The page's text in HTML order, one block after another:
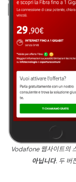
Vodafone 웹사이트의
아닙니다. 두 버